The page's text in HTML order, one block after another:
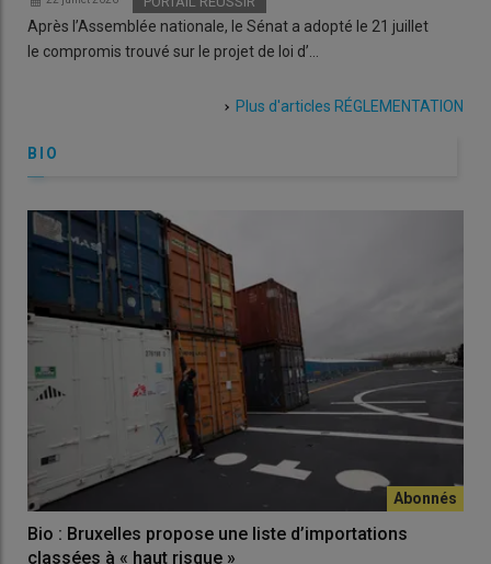
Après l’Assemblée nationale, le Sénat a adopté le 21 juillet
le compromis trouvé sur le projet de loi d’…
Plus d'articles RÉGLEMENTATION
BIO
Bio : Bruxelles propose une liste d’importations
classées à « haut risque »